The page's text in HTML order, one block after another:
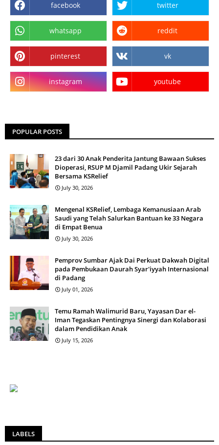
facebook twitter
whatsapp reddit
pinterest vk
instagram youtube
POPULAR POSTS
23 dari 30 Anak Penderita Jantung Bawaan Sukses
Dioperasi, RSUP M Djamil Padang Ukir Sejarah
Bersama KSRelief
July 30, 2026
Mengenal KSRelief, Lembaga Kemanusiaan Arab
Saudi yang Telah Salurkan Bantuan ke 33 Negara
di Empat Benua
July 30, 2026
Pemprov Sumbar Ajak Dai Perkuat Dakwah Digital
pada Pembukaan Daurah Syar'iyyah Internasional
di Padang
July 01, 2026
Temu Ramah Walimurid Baru, Yayasan Dar el-
Iman Tegaskan Pentingnya Sinergi dan Kolaborasi
dalam Pendidikan Anak
July 15, 2026
LABELS